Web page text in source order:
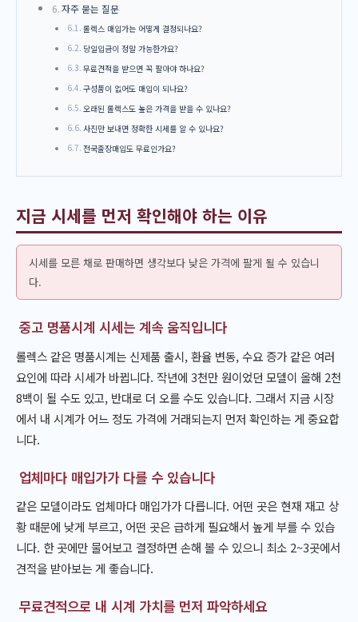
자주 묻는 질문
롤렉스 매입가는 어떻게 결정되나요?
당일입금이 정말 가능한가요?
무료견적을 받으면 꼭 팔아야 하나요?
구성품이 없어도 매입이 되나요?
오래된 롤렉스도 높은 가격을 받을 수 있나요?
사진만 보내면 정확한 시세를 알 수 있나요?
전국출장매입도 무료인가요?
지금 시세를 먼저 확인해야 하는 이유
시세를 모른 채로 판매하면 생각보다 낮은 가격에 팔게 될 수 있습니
다.
중고 명품시계 시세는 계속 움직입니다
롤렉스 같은 명품시계는 신제품 출시, 환율 변동, 수요 증가 같은 여러
요인에 따라 시세가 바뀝니다. 작년에 3천만 원이었던 모델이 올해 2천
8백이 될 수도 있고, 반대로 더 오를 수도 있습니다. 그래서 지금 시장
에서 내 시계가 어느 정도 가격에 거래되는지 먼저 확인하는 게 중요합
니다.
업체마다 매입가가 다를 수 있습니다
같은 모델이라도 업체마다 매입가가 다릅니다. 어떤 곳은 현재 재고 상
황 때문에 낮게 부르고, 어떤 곳은 급하게 필요해서 높게 부를 수 있습
니다. 한 곳에만 물어보고 결정하면 손해 볼 수 있으니 최소 2~3곳에서
견적을 받아보는 게 좋습니다.
무료견적으로 내 시계 가치를 먼저 파악하세요